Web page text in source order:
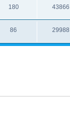
180 43866
86 29988